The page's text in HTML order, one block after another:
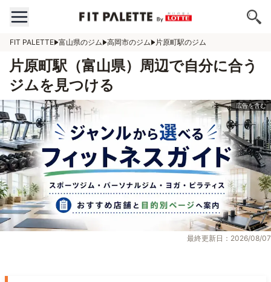
FIT PALETTE 富山県のジム 高岡市のジム 片原町駅のジム
片原町駅（富山県）周辺で自分に合う
ジムを見つける
最終更新日：2026/08/07